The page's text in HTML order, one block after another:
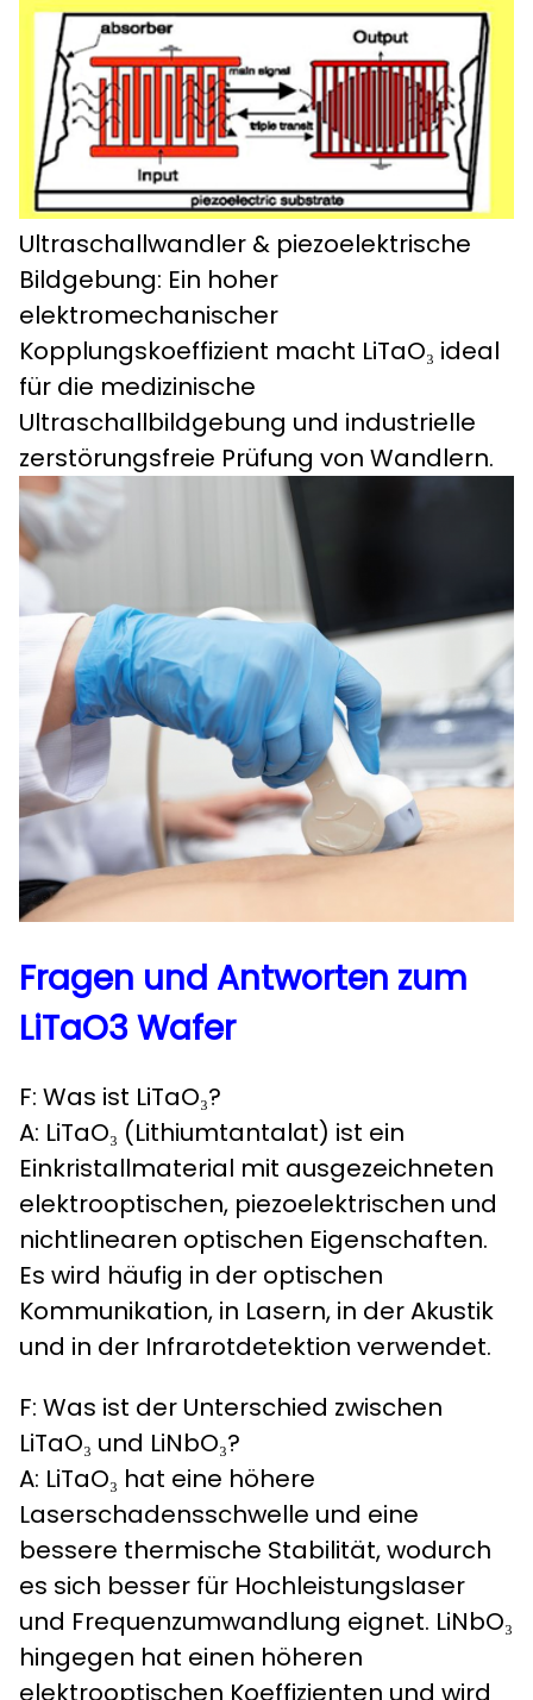
Ultraschallwandler & piezoelektrische
Bildgebung: Ein hoher
elektromechanischer
Kopplungskoeffizient macht LiTaO₃ ideal
für die medizinische
Ultraschallbildgebung und industrielle
zerstörungsfreie Prüfung von Wandlern.
Fragen und Antworten zum
LiTaO3 Wafer
F: Was ist LiTaO₃?
A: LiTaO₃ (Lithiumtantalat) ist ein
Einkristallmaterial mit ausgezeichneten
elektrooptischen, piezoelektrischen und
nichtlinearen optischen Eigenschaften.
Es wird häufig in der optischen
Kommunikation, in Lasern, in der Akustik
und in der Infrarotdetektion verwendet.
F: Was ist der Unterschied zwischen
LiTaO₃ und LiNbO₃?
A: LiTaO₃ hat eine höhere
Laserschadensschwelle und eine
bessere thermische Stabilität, wodurch
es sich besser für Hochleistungslaser
und Frequenzumwandlung eignet. LiNbO₃
hingegen hat einen höheren
elektrooptischen Koeffizienten und wird